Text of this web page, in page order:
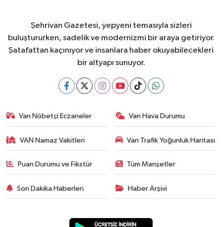
Şehrivan Gazetesi, yepyeni temasıyla sizleri
buluştururken, sadelik ve modernizmi bir araya getiriyor.
Şatafattan kaçınıyor ve insanlara haber okuyabilecekleri
bir altyapı sunuyor.
Van Nöbetçi Eczaneler Van Hava Durumu
VAN Namaz Vakitleri Van Trafik Yoğunluk Haritası
Puan Durumu ve Fikstür Tüm Manşetler
Son Dakika Haberleri Haber Arşivi